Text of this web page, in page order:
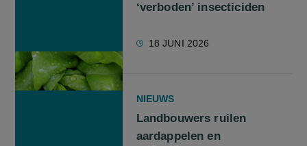
‘verboden’ insecticiden
18 JUNI 2026
NIEUWS
Landbouwers ruilen
aardappelen en